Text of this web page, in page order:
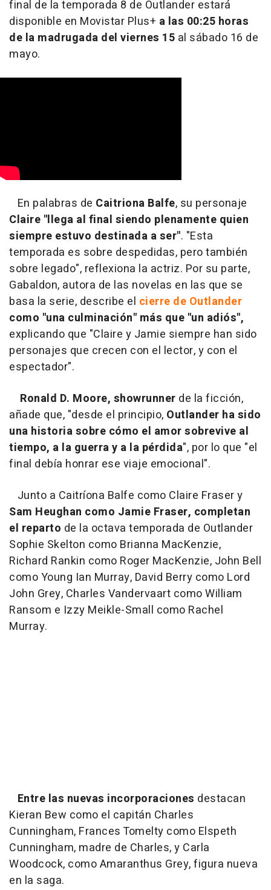
final de la temporada 8 de Outlander estará
disponible en Movistar Plus+ a las 00:25 horas
de la madrugada del viernes 15 al sábado 16 de
mayo.
En palabras de Caitriona Balfe, su personaje
Claire "llega al final siendo plenamente quien
siempre estuvo destinada a ser". "Esta
temporada es sobre despedidas, pero también
sobre legado", reflexiona la actriz. Por su parte,
Gabaldon, autora de las novelas en las que se
basa la serie, describe el cierre de Outlander
como "una culminación" más que "un adiós",
explicando que "Claire y Jamie siempre han sido
personajes que crecen con el lector, y con el
espectador".
Ronald D. Moore, showrunner de la ficción,
añade que, "desde el principio, Outlander ha sido
una historia sobre cómo el amor sobrevive al
tiempo, a la guerra y a la pérdida", por lo que "el
final debía honrar ese viaje emocional".
Junto a Caitríona Balfe como Claire Fraser y
Sam Heughan como Jamie Fraser, completan
el reparto de la octava temporada de Outlander
Sophie Skelton como Brianna MacKenzie,
Richard Rankin como Roger MacKenzie, John Bell
como Young Ian Murray, David Berry como Lord
John Grey, Charles Vandervaart como William
Ransom e Izzy Meikle-Small como Rachel
Murray.
Entre las nuevas incorporaciones destacan
Kieran Bew como el capitán Charles
Cunningham, Frances Tomelty como Elspeth
Cunningham, madre de Charles, y Carla
Woodcock, como Amaranthus Grey, figura nueva
en la saga.